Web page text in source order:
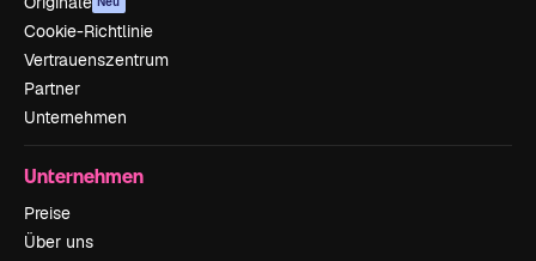
Cookie-Richtlinie
Vertrauenszentrum
Partner
Unternehmen
Unternehmen
Preise
Über uns